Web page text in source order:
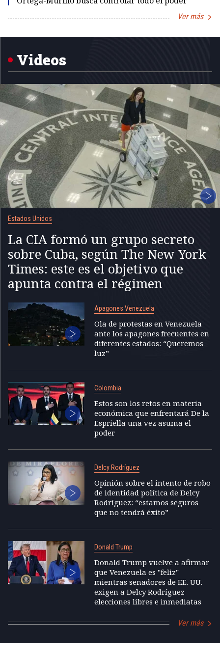
Ver más
1
Videos
Estados Unidos
La CIA formó un grupo secreto
sobre Cuba, según The New York
Times: este es el objetivo que
apunta contra el régimen
Apagones Venezuela
Ola de protestas en Venezuela
ante los apagones frecuentes en
diferentes estados: “Queremos
luz”
Colombia
Estos son los retos en materia
económica que enfrentará De la
Espriella una vez asuma el
poder
Delcy Rodríguez
Opinión sobre el intento de robo
de identidad política de Delcy
Rodríguez: “estamos seguros
que no tendrá éxito”
Donald Trump
Donald Trump vuelve a afirmar
que Venezuela es "feliz"
mientras senadores de EE. UU.
exigen a Delcy Rodríguez
elecciones libres e inmediatas
Ver más